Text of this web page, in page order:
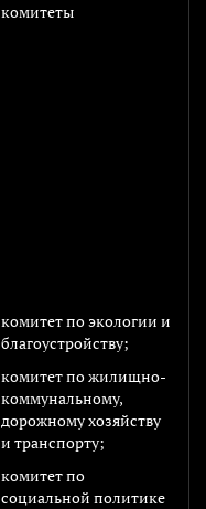
комитеты
комитет по экологии и
благоустройству;
комитет по жилищно-
коммунальному,
дорожному хозяйству
и транспорту;
комитет по
социальной политике